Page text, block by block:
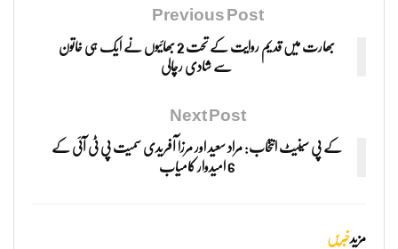
Previous Post
بھارت میں قدیم روایت کے تحت 2 بھائیوں نے ایک ہی خاتون
سے شادی رچالی
Next Post
کے پی سینیٹ انتخاب: مراد سعید اور مرزا آفریدی سمیت پی ٹی آئی کے
6 امیدوار کامیاب
مزیدخبریں